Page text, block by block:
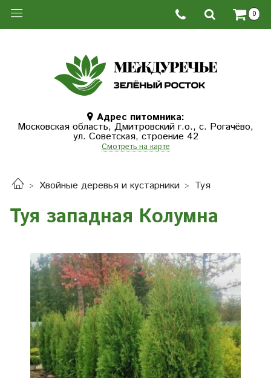
0
Адрес питомника:
Московская область, Дмитровcкий г.о., с. Рогачёво,
ул. Советская, строение 42
Смотреть на карте
Хвойные деревья и кустарники Туя
Туя западная Колумна